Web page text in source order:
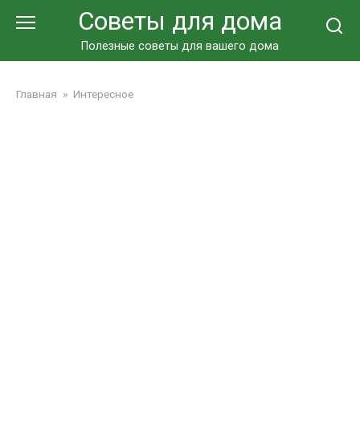
Советы для дома
Полезные советы для вашего дома
Главная » Интересное